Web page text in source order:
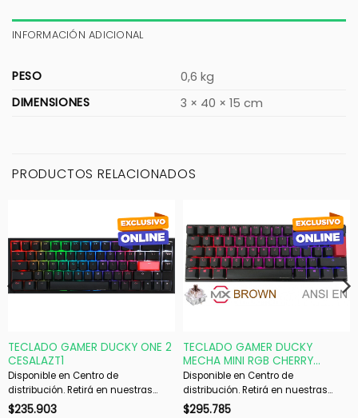
INFORMACIÓN ADICIONAL
PESO
0,6 kg
DIMENSIONES
3 × 40 × 15 cm
PRODUCTOS RELACIONADOS
TECLADO GAMER DUCKY ONE 2
CESALAZT1
Disponible en Centro de
distribución. Retirá en nuestras
sucursales en 48 hs hábiles. Si es
$235.903
TECLADO GAMER DUCKY
MECHA MINI RGB CHERRY
BROWN RGB PBT DOUBLE-SHOT
60
Disponible en Centro de
distribución. Retirá en nuestras
sucursales en 48 hs hábiles. Si es
$295.785